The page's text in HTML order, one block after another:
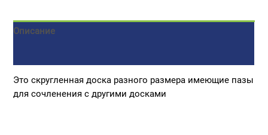
Описание
Это скругленная доска разного размера имеющие пазы
для сочленения с другими досками